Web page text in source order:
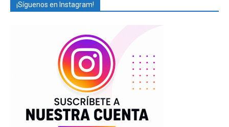
¡Síguenos en Instagram!